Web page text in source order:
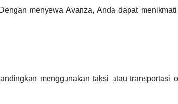
menyewa Avanza, Anda dapat
menggunakan taksi atau transportasi